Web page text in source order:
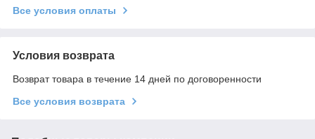
Все условия оплаты
Условия возврата
Возврат товара в течение 14 дней по договоренности
Все условия возврата